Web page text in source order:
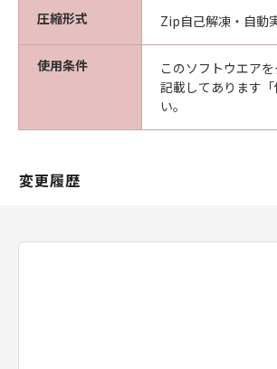
売代理店及び販売店は、「本ソフ
使用に起因または関連してお客様
間に生じたいかなる紛争についても
を負わないものとします。
(4) 以上が、「本ソフトウエア」
輸出
圧縮形式 Zip自己解凍・自動
使用条件
このソフトウエア
記載してあります
い。
変更履歴